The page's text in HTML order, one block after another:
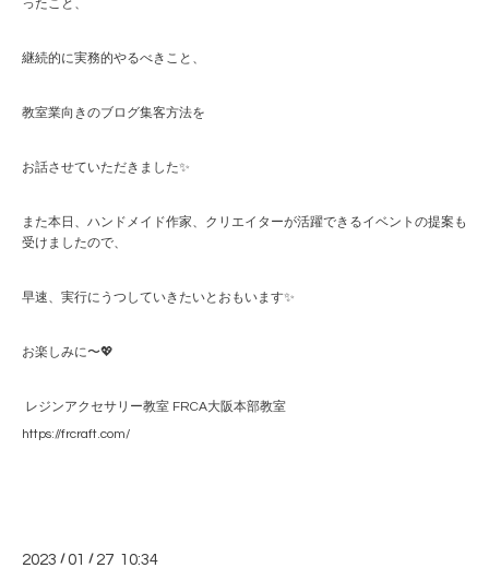
ったこと、
継続的に実務的やるべきこと、
教室業向きのブログ集客方法を
お話させていただきました✨
また本日、ハンドメイド作家、クリエイターが活躍できるイベントの提案も
受けましたので、
早速、実行にうつしていきたいとおもいます✨
お楽しみに〜💖
レジンアクセサリー教室 FRCA大阪本部教室
https://frcraft.com/
2023 /01 / 27 10:34